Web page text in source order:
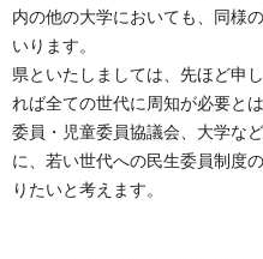
内の他の大学においても、同様
いります。
県といたしましては、先ほど申
れば全ての世代に周知が必要と
委員・児童委員協議会、大学な
に、若い世代への民生委員制度
りたいと考えます。